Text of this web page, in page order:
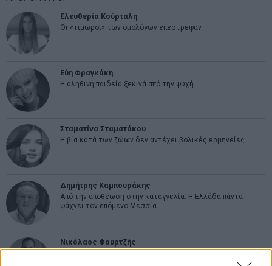
Ελευθερία Κούρταλη
Οι «τιμωροί» των ομολόγων επέστρεψαν
Εύη Φραγκάκη
Η αληθινή παιδεία ξεκινά από την ψυχή…
Σταματίνα Σταματάκου
Η βία κατά των ζώων δεν αντέχει βολικές ερμηνείες
Δημήτρης Καμπουράκης
Από την αποθέωση στην καταγγελία: Η Ελλάδα πάντα
ψάχνει τον επόμενο Μεσσία
Νικόλαος Φουρτζής
MIT Sloan: Οι AI-driven επιχειρήσεις διαμορφώνουν το νέο